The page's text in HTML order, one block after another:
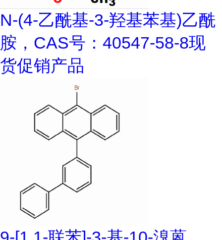
N-(4-乙酰基-3-羟基苯基)乙酰
胺，CAS号：40547-58-8现
货促销产品